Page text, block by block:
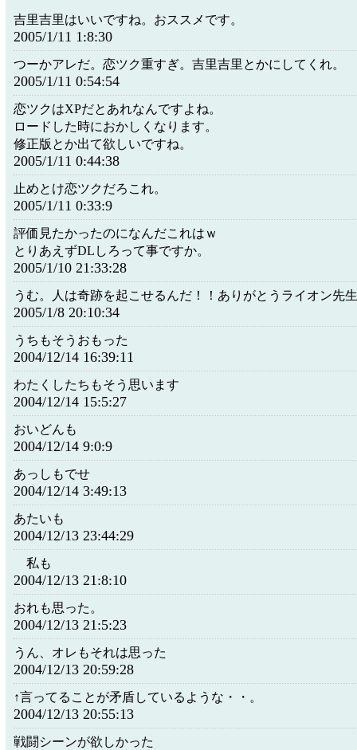
吉里吉里はいいですね。おススメです。
2005/1/11 1:8:30
つーかアレだ。恋ツク重すぎ。吉里吉里とかにしてくれ。
2005/1/11 0:54:54
恋ツクはXPだとあれなんですよね。
ロードした時におかしくなります。
修正版とか出て欲しいですね。
2005/1/11 0:44:38
止めとけ恋ツクだろこれ。
2005/1/11 0:33:9
評価見たかったのになんだこれはｗ
とりあえずDLしろって事ですか。
2005/1/10 21:33:28
うむ。人は奇跡を起こせるんだ！！ありがとうライオン先
2005/1/8 20:10:34
うちもそうおもった
2004/12/14 16:39:11
わたくしたちもそう思います
2004/12/14 15:5:27
おいどんも
2004/12/14 9:0:9
あっしもでせ
2004/12/14 3:49:13
あたいも
2004/12/13 23:44:29
私も
2004/12/13 21:8:10
おれも思った。
2004/12/13 21:5:23
うん、オレもそれは思った
2004/12/13 20:59:28
↑言ってることが矛盾しているような・・。
2004/12/13 20:55:13
戦闘シーンが欲しかった